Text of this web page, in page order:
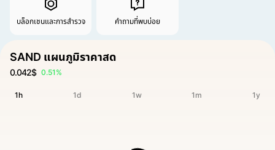
บล็อกเชนและการสำรวจ คำถามที่พบบ่อย
SAND แผนภูมิราคาสด
0.042$ 0.51%
1h 1d 1w 1m 1y